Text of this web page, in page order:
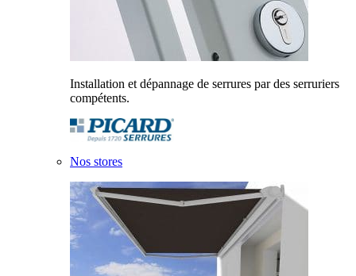
Installation et dépannage de serrures par des serruriers
compétents.
Nos stores